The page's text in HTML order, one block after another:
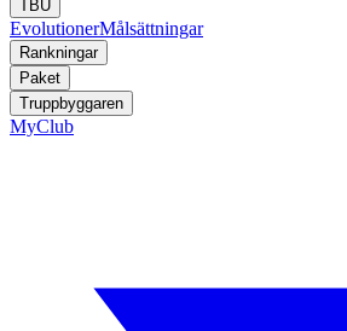
TBU
EvolutionerMålsättningar
Rankningar
Paket
Truppbyggaren
MyClub